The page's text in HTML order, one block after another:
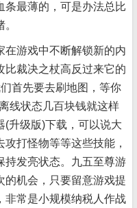
条最薄的，可是办法总比
游戏中不断解锁新的内
比裁决之杖高反过来它的
首先要去刷地图，等你
线状态几百块钱就这样
(升级版)下载，可以说大
打怪物等等这些技能，
持发亮状态。九五至尊游
的机会，只要留意游戏提
非常是小规模纳税人作战